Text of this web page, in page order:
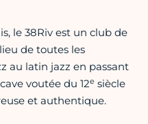
le 38Riv est un club de
de toutes les
au latin jazz en passant
voutée du 12e siècle
et authentique.